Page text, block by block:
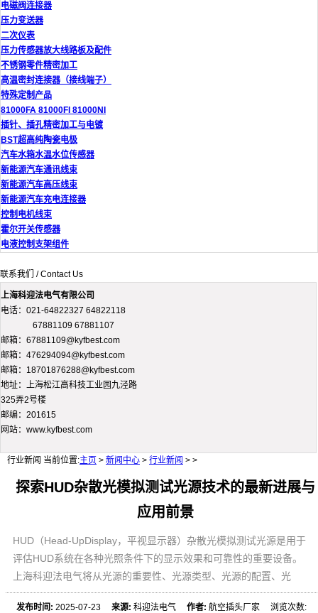
电磁阀连接器
压力变送器
二次仪表
压力传感器放大线路板及配件
不锈钢零件精密加工
高温密封连接器（接线端子）
特殊定制产品
81000FA 81000FI 81000NI
插针、插孔精密加工与电镀
BST超高纯陶瓷电极
汽车水箱水温水位传感器
新能源汽车通讯线束
新能源汽车高压线束
新能源汽车充电连接器
控制电机线束
霍尔开关传感器
电液控制支架组件
联系我们 / Contact Us
上海科迎法电气有限公司
电话：021-64822327 64822118
67881109 67881107
邮箱：67881109@kyfbest.com
邮箱：476294094@kyfbest.com
邮箱：18701876288@kyfbest.com
地址：上海松江高科技工业园九泾路
325弄2号楼
邮编：201615
网站：www.kyfbest.com
行业新闻 当前位置:主页 > 新闻中心 > 行业新闻 > >
探索HUD杂散光模拟测试光源技术的最新进展与
应用前景
HUD（Head-UpDisplay，平视显示器）杂散光模拟测试光源是用于
评估HUD系统在各种光照条件下的显示效果和可靠性的重要设备。
上海科迎法电气将从光源的重要性、光源类型、光源的配置、光
发布时间: 2025-07-23来源: 科迎法电气作者: 航空插头厂家 浏览次数: